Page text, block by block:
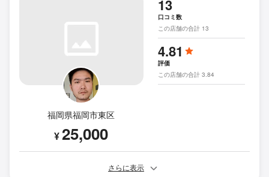
福岡県福岡市東区
¥25,000
13
口コミ数
この店舗の合計 13
4.81
評価
この店舗の合計 3.84
さらに表示